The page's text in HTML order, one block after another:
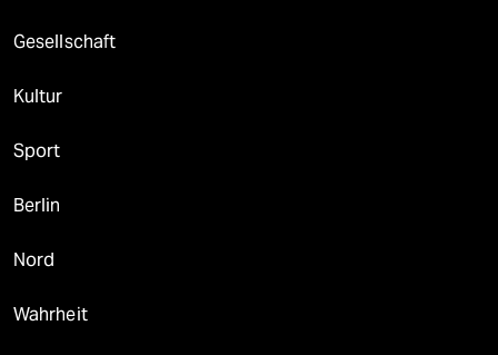
Gesellschaft
Kultur
Sport
Berlin
Nord
Wahrheit